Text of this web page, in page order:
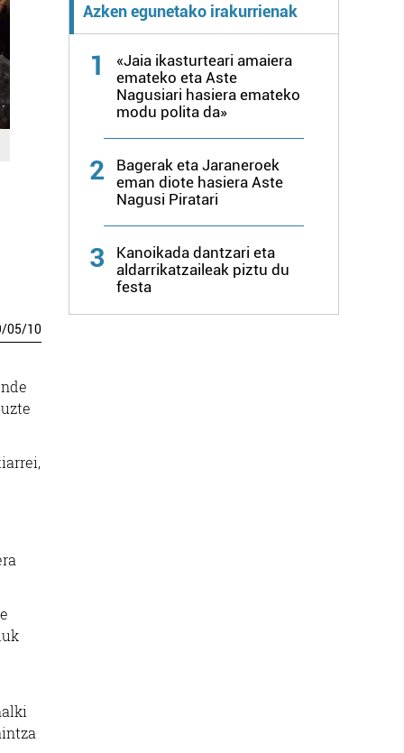
/05/10
Azken egunetako irakurrienak
1
«Jaia ikasturteari amaiera
emateko eta Aste
Nagusiari hasiera emateko
modu polita da»
2
Bagerak eta Jaraneroek
eman diote hasiera Aste
Nagusi Piratari
3
Kanoikada dantzari eta
aldarrikatzaileak piztu du
festa